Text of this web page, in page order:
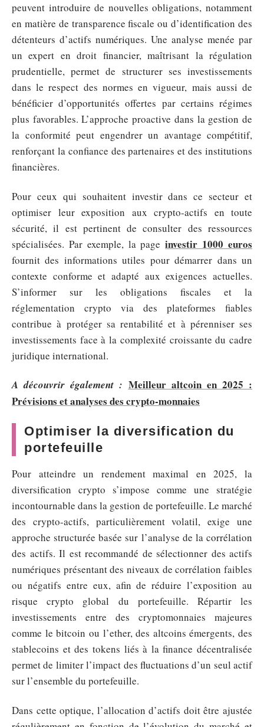
peuvent introduire de nouvelles obligations, notamment
en matière de transparence fiscale ou d’identification des
détenteurs d’actifs numériques. Une analyse menée par
un expert en droit financier, maîtrisant la régulation
prudentielle, permet de structurer ses investissements
dans le respect des normes en vigueur, mais aussi de
bénéficier d’opportunités offertes par certains régimes
plus favorables. L’approche proactive dans la gestion de
la conformité peut engendrer un avantage compétitif,
renforçant la confiance des partenaires et des institutions
financières.
Pour ceux qui souhaitent investir dans ce secteur et
optimiser leur exposition aux crypto-actifs en toute
sécurité, il est pertinent de consulter des ressources
spécialisées. Par exemple, la pageinvestir 1000 euros
fournit des informations utiles pour démarrer dans un
contexte conforme et adapté aux exigences actuelles.
S’informer sur les obligations fiscales et la
réglementation crypto via des plateformes fiables
contribue à protéger sa rentabilité et à pérenniser ses
investissements face à la complexité croissante du cadre
juridique international.
A découvrir également : Meilleur altcoin en 2025 :
Prévisions et analyses des crypto-monnaies
Optimiser la diversification du
portefeuille
Pour atteindre un rendement maximal en 2025, la
diversification crypto s’impose comme une stratégie
incontournable dans la gestion de portefeuille. Le marché
des crypto-actifs, particulièrement volatil, exige une
approche structurée basée sur l’analyse de la corrélation
des actifs. Il est recommandé de sélectionner des actifs
numériques présentant des niveaux de corrélation faibles
ou négatifs entre eux, afin de réduire l’exposition au
risque crypto global du portefeuille. Répartir les
investissements entre des cryptomonnaies majeures
comme le bitcoin ou l’ether, des altcoins émergents, des
stablecoins et des tokens liés à la finance décentralisée
permet de limiter l’impact des fluctuations d’un seul actif
sur l’ensemble du portefeuille.
Dans cette optique, l’allocation d’actifs doit être ajustée